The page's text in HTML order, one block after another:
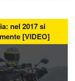
nel 2017 si
[VIDEO]